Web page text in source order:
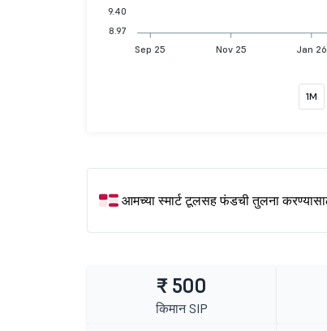
Sep 25 Nov 25 Jan 26
9.40
8.97
1M
आमच्या स्मार्ट टूलसह फंडची तुलना
₹ 500
किमान SIP